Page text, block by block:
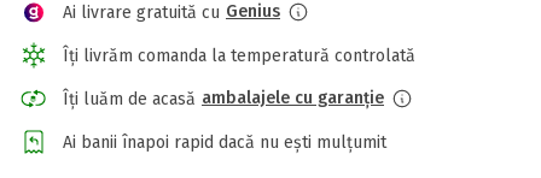
Ai livrare gratuită cu Genius
Îți livrăm comanda la temperatură controlată
Îți luăm de acasă ambalajele cu garanție
Ai banii înapoi rapid dacă nu ești mulțumit